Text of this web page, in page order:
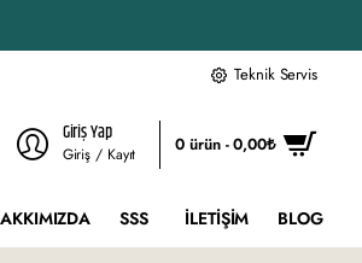
Teknik Servis
Giriş Yap
Giriş / Kayıt 0 ürün - 0,00₺
SSS İLETIŞIM BLOG